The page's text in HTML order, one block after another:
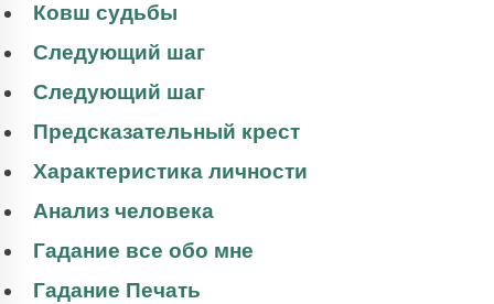
Ковш судьбы
Следующий шаг
Следующий шаг
Предсказательный крест
Характеристика личности
Анализ человека
Гадание все обо мне
Гадание Печать